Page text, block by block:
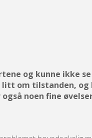
og kunne ikke
om tilstanden,
noen fine